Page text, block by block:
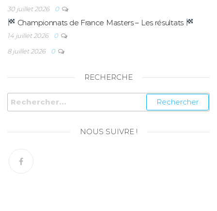
30 juillet 2026
0
Championnats de France Masters – Les résultats
14 juillet 2026
0
8 juillet 2026
0
RECHERCHE
NOUS SUIVRE !